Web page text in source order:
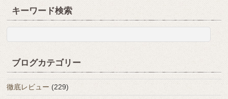
キーワード検索
ブログカテゴリー
徹底レビュー (229)